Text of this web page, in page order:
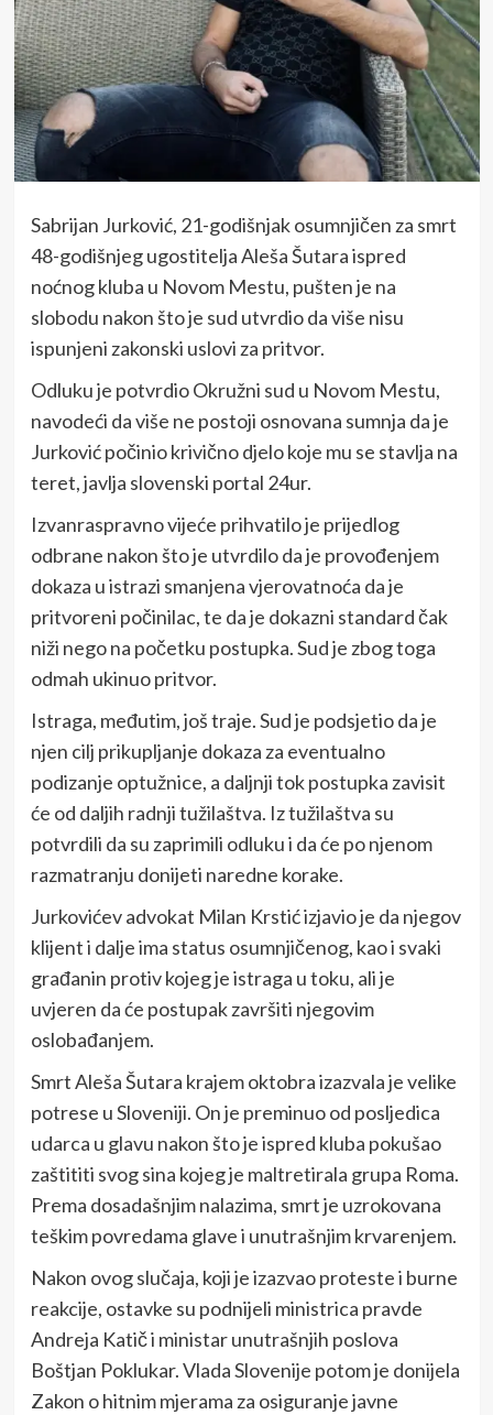
Sabrijan Jurković, 21-godišnjak osumnjičen za smrt
48-godišnjeg ugostitelja Aleša Šutara ispred
noćnog kluba u Novom Mestu, pušten je na
slobodu nakon što je sud utvrdio da više nisu
ispunjeni zakonski uslovi za pritvor.
Odluku je potvrdio Okružni sud u Novom Mestu,
navodeći da više ne postoji osnovana sumnja da je
Jurković počinio krivično djelo koje mu se stavlja na
teret, javlja slovenski portal 24ur.
Izvanraspravno vijeće prihvatilo je prijedlog
odbrane nakon što je utvrdilo da je provođenjem
dokaza u istrazi smanjena vjerovatnoća da je
pritvoreni počinilac, te da je dokazni standard čak
niži nego na početku postupka. Sud je zbog toga
odmah ukinuo pritvor.
Istraga, međutim, još traje. Sud je podsjetio da je
njen cilj prikupljanje dokaza za eventualno
podizanje optužnice, a daljnji tok postupka zavisit
će od daljih radnji tužilaštva. Iz tužilaštva su
potvrdili da su zaprimili odluku i da će po njenom
razmatranju donijeti naredne korake.
Jurkovićev advokat Milan Krstić izjavio je da njegov
klijent i dalje ima status osumnjičenog, kao i svaki
građanin protiv kojeg je istraga u toku, ali je
uvjeren da će postupak završiti njegovim
oslobađanjem.
Smrt Aleša Šutara krajem oktobra izazvala je velike
potrese u Sloveniji. On je preminuo od posljedica
udarca u glavu nakon što je ispred kluba pokušao
zaštititi svog sina kojeg je maltretirala grupa Roma.
Prema dosadašnjim nalazima, smrt je uzrokovana
teškim povredama glave i unutrašnjim krvarenjem.
Nakon ovog slučaja, koji je izazvao proteste i burne
reakcije, ostavke su podnijeli ministrica pravde
Andreja Katič i ministar unutrašnjih poslova
Boštjan Poklukar. Vlada Slovenije potom je donijela
Zakon o hitnim mjerama za osiguranje javne